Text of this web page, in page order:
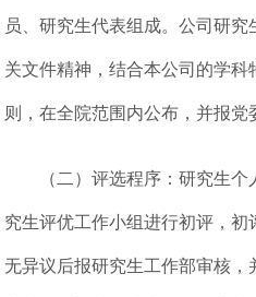
员、研究生代表组成。公司研
关文件精神，结合本公司的学
则，在全院范围内公布，并报党
（二）评选程序：研究生
究生评优工作小组进行初评，
无异议后报研究生工作部审核